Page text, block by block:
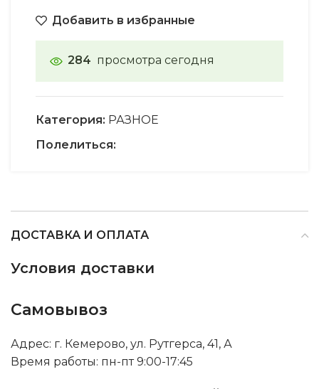
Добавить в избранные
284 просмотра сегодня
Категория: РАЗНОЕ
Полелиться:
ДОСТАВКА И ОПЛАТА
Условия доставки
Самовывоз
Адрес: г. Кемерово, ул. Рутгерса, 41, А
Время работы: пн-пт 9:00-17:45